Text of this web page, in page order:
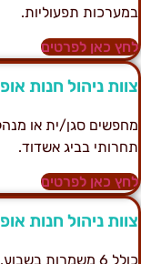
תפעוליות.
כאן לפרטים
ניהול חנות
סגן/ית או
בביג אשדוד.
כאן לפרטים
ניהול חנות
בשבוע, ניסיון ניהולי בחנות חובה